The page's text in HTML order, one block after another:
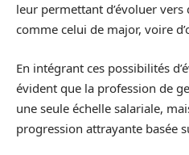
leur permettant d’évoluer vers
comme celui de major, voire
En intégrant ces possibilités
évident que la profession de
une seule échelle salariale,
progression attrayante basée